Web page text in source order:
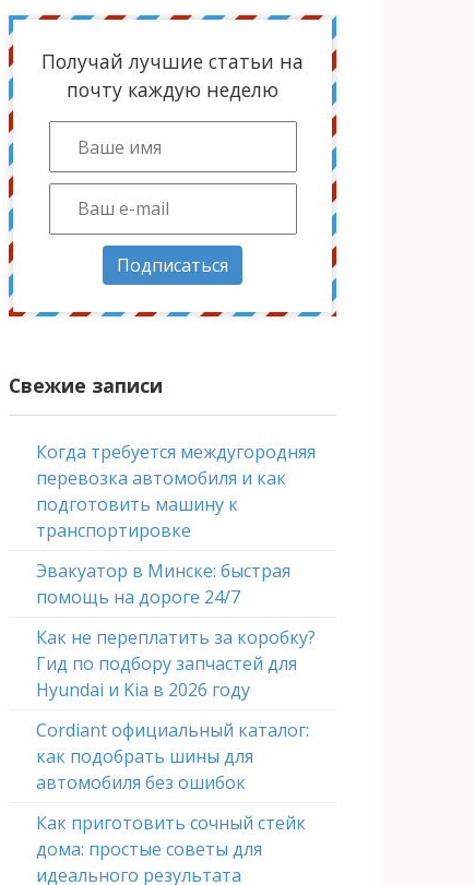
Получай лучшие статьи на
почту каждую неделю
Подписаться
Свежие записи
Когда требуется междугородняя
перевозка автомобиля и как
подготовить машину к
транспортировке
Эвакуатор в Минске: быстрая
помощь на дороге 24/7
Как не переплатить за коробку?
Гид по подбору запчастей для
Hyundai и Kia в 2026 году
Cordiant официальный каталог:
как подобрать шины для
автомобиля без ошибок
Как приготовить сочный стейк
дома: простые советы для
идеального результата